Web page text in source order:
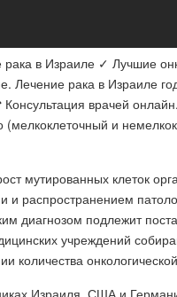
рака в Израиле ✓ Лучшие
Лечение рака в Израиле
врачей
(мелкоклеточный и
мутированных клеток
и распространением
диагнозом подлежит
учреждений
количества
Израиля, США и